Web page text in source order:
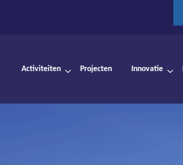
Activiteiten Projecten Innovatie